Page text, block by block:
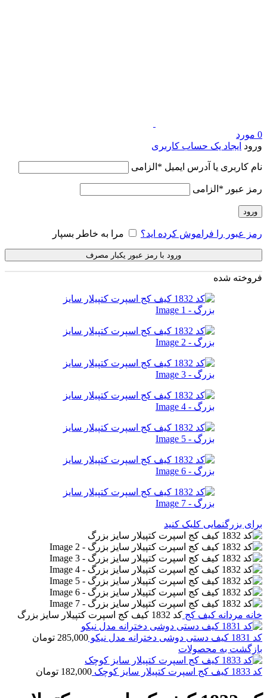
0 مورد
ورود ایجاد یک حساب کاربری
نام کاربری یا آدرس ایمیل * الزامی
رمز عبور * الزامی
ورود
رمز عبور را فراموش کرده اید؟ مرا به خاطر بسپار
ورود با رمز عبور یکبار مصرف
فروخته شده
برای بزرگنمایی کلیک کنید
خانه مردانه کیف کج کد 1832 کیف کج اسپرت کتپیلار سایز بزرگ
کد 1831 کیف دستی دوشی دخترانه مدل نیکو 285,000 تومان
بازگشت به محصولات
کد 1833 کیف کج اسپرت کتپیلار سایز کوچک 182,000 تومان